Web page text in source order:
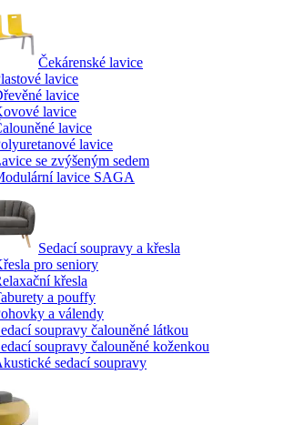
Čekárenské lavice
lavice
lavice
lavice
lavice
lavice
se zvýšeným sedem
lavice SAGA
Sedací soupravy a křesla
pro seniory
křesla
a pouffy
a válendy
soupravy čalouněné látkou
soupravy čalouněné koženkou
sedací soupravy